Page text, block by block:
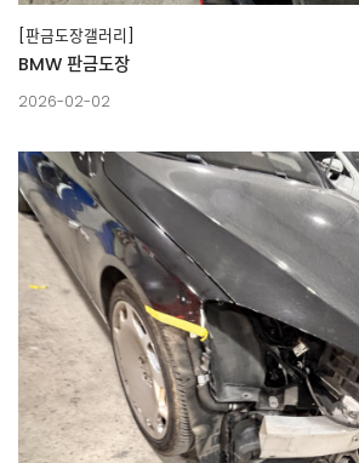
[판금도장갤러리]
BMW 판금도장
2026-02-02